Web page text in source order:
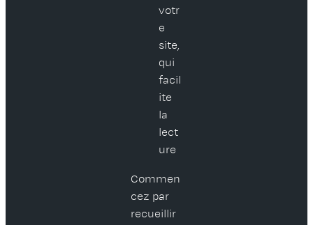
votr
e
site,
qui
facil
ite
la
lect
ure
Commen
cez par
recueillir